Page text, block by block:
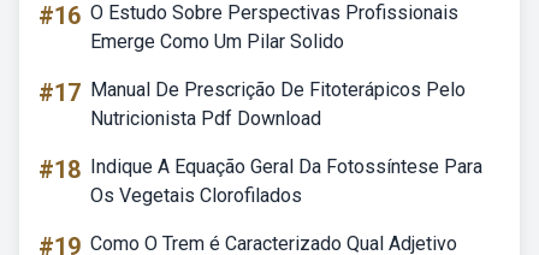
#16 O Estudo Sobre Perspectivas Profissionais
Emerge Como Um Pilar Solido
#17 Manual De Prescrição De Fitoterápicos Pelo
Nutricionista Pdf Download
#18 Indique A Equação Geral Da Fotossíntese Para
Os Vegetais Clorofilados
#19 Como O Trem é Caracterizado Qual Adjetivo